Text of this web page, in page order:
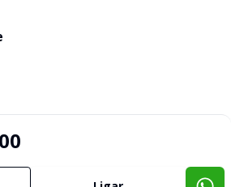
Selo de Tecnologia Loft